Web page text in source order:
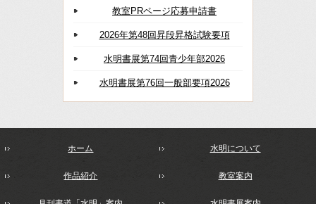
教室PRページ応募申請書
2026年第48回昇段昇格試験要項
水明書展第74回青少年部2026
水明書展第76回一般部要項2026
ホーム 水明について
作品紹介 教室案内